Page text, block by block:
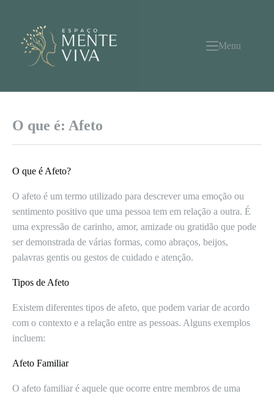
conteúdo
Menu
O que é: Afeto
O que é Afeto?
O afeto é um termo utilizado para descrever uma emoção ou
sentimento positivo que uma pessoa tem em relação a outra. É
uma expressão de carinho, amor, amizade ou gratidão que pode
ser demonstrada de várias formas, como abraços, beijos,
palavras gentis ou gestos de cuidado e atenção.
Tipos de Afeto
Existem diferentes tipos de afeto, que podem variar de acordo
com o contexto e a relação entre as pessoas. Alguns exemplos
incluem:
Afeto Familiar
O afeto familiar é aquele que ocorre entre membros de uma